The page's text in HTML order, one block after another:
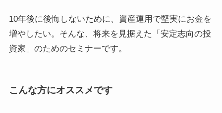
10年後に後悔しないために、資産運用で堅実にお金を
増やしたい。そんな、将来を見据えた「安定志向の投
資家」のためのセミナーです。
こんな方にオススメです